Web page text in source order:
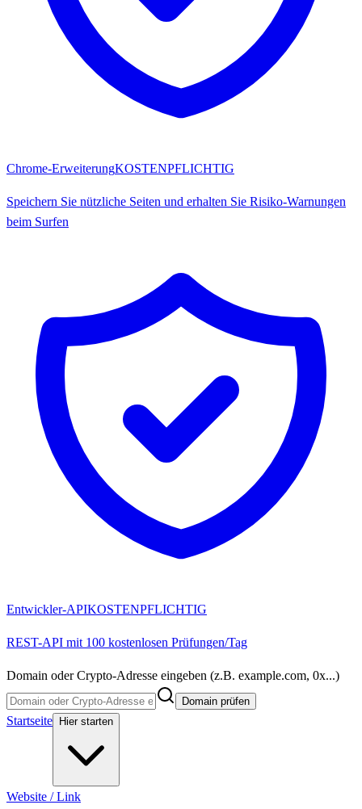
Chrome-ErweiterungKOSTENPFLICHTIG
Speichern Sie nützliche Seiten und erhalten Sie Risiko-Warnungen
beim Surfen
Entwickler-APIKOSTENPFLICHTIG
REST-API mit 100 kostenlosen Prüfungen/Tag
Domain oder Crypto-Adresse eingeben (z.B. example.com, 0x...)
Domain prüfen
Startseite Hier starten
Website / Link